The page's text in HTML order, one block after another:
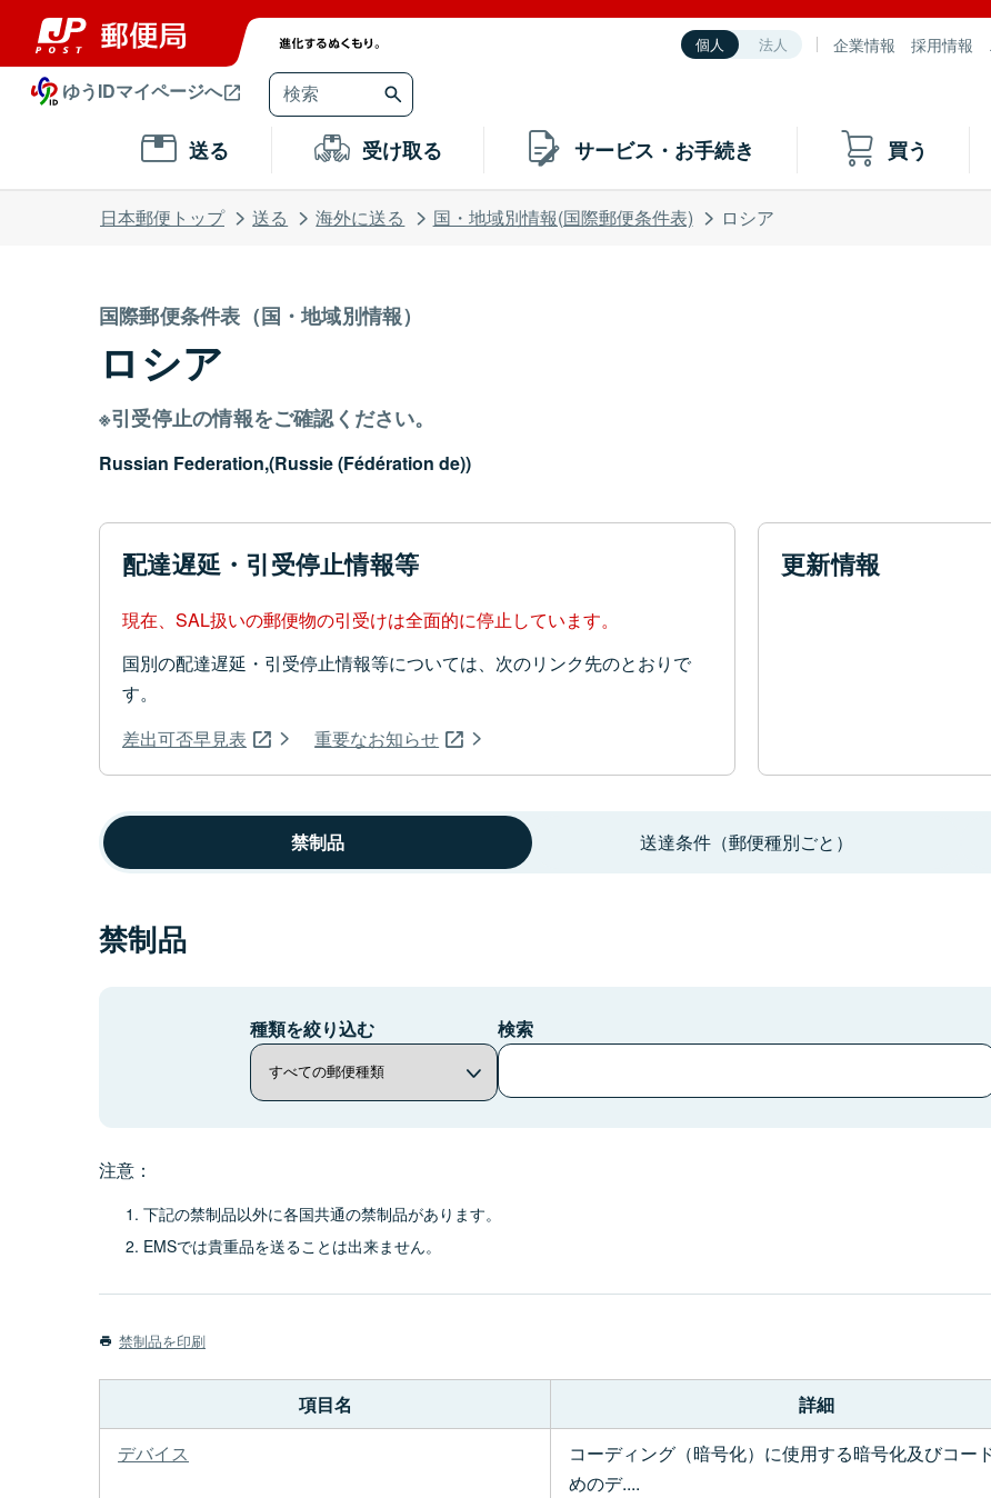
個人 法人 企業情報 採用情報
ゆうIDマイページへ
送る 受け取る サービス・お手続き 買う
日本郵便トップ 送る 海外に送る 国・地域別情報(国際郵便条件表) ロシア
国際郵便条件表（国・地域別情報）
ロシア
※引受停止の情報をご確認ください。
Russian Federation,(Russie (Fédération de))
配達遅延・引受停止情報等
現在、SAL扱いの郵便物の引受けは全面的に停止しています。
国別の配達遅延・引受停止情報等については、次のリンク先のとおりで
す。
差出可否早見表
重要なお知らせ
更新情報
禁制品 送達条件（郵便種別ごと）
禁制品
種類を絞り込む 検索
注意：
下記の禁制品以外に各国共通の禁制品があります。
EMSでは貴重品を送ることは出来ません。
禁制品を印刷
項目名 詳細
デバイス
コーディング（暗号化）に使用する暗号化及びコー
めのデ....